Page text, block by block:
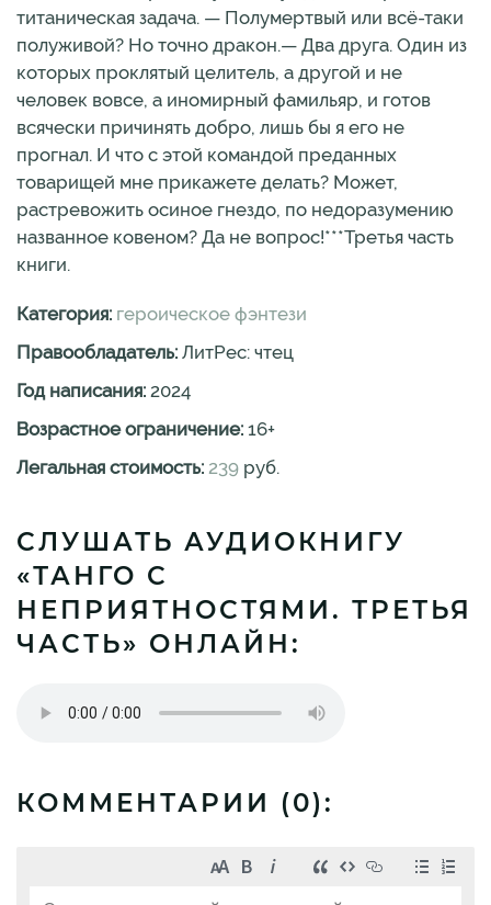
титаническая задача. — Полумертвый или всё-таки
полуживой? Но точно дракон.— Два друга. Один из
которых проклятый целитель, а другой и не
человек вовсе, а иномирный фамильяр, и готов
всячески причинять добро, лишь бы я его не
прогнал. И что с этой командой преданных
товарищей мне прикажете делать? Может,
растревожить осиное гнездо, по недоразумению
названное ковеном? Да не вопрос!***Третья часть
книги.
Категория: героическое фэнтези
Правообладатель: ЛитРес: чтец
Год написания: 2024
Возрастное ограничение: 16+
Легальная стоимость: 239 руб.
СЛУШАТЬ АУДИОКНИГУ
«ТАНГО С
НЕПРИЯТНОСТЯМИ. ТРЕТЬЯ
ЧАСТЬ» ОНЛАЙН:
КОММЕНТАРИИ (0):